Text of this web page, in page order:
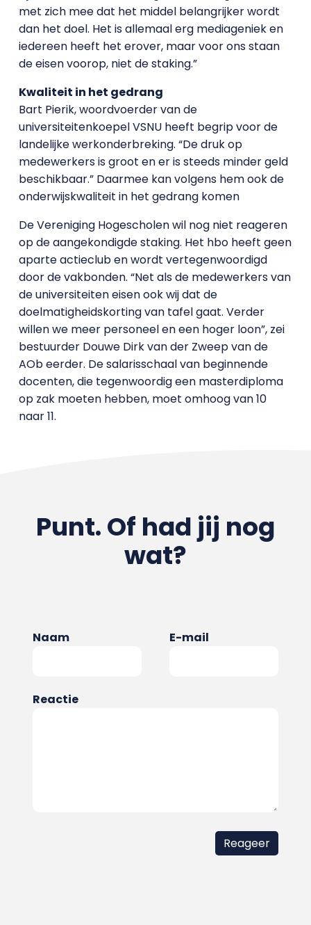
met zich mee dat het middel belangrijker wordt
dan het doel. Het is allemaal erg mediageniek en
iedereen heeft het erover, maar voor ons staan
de eisen voorop, niet de staking.”
Kwaliteit in het gedrang
Bart Pierik, woordvoerder van de
universiteitenkoepel VSNU heeft begrip voor de
landelijke werkonderbreking. “De druk op
medewerkers is groot en er is steeds minder geld
beschikbaar.” Daarmee kan volgens hem ook de
onderwijskwaliteit in het gedrang komen
De Vereniging Hogescholen wil nog niet reageren
op de aangekondigde staking. Het hbo heeft geen
aparte actieclub en wordt vertegenwoordigd
door de vakbonden. “Net als de medewerkers van
de universiteiten eisen ook wij dat de
doelmatigheidskorting van tafel gaat. Verder
willen we meer personeel en een hoger loon”, zei
bestuurder Douwe Dirk van der Zweep van de
AOb eerder. De salarisschaal van beginnende
docenten, die tegenwoordig een masterdiploma
op zak moeten hebben, moet omhoog van 10
naar 11.
Punt. Of had jij nog
wat?
Naam E-mail
Reactie